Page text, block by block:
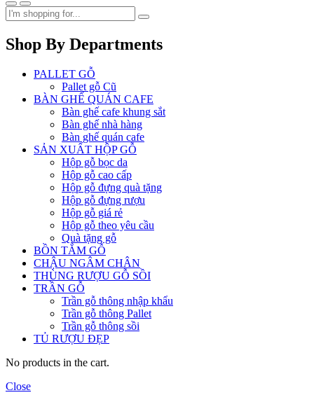
Shop By Departments
PALLET GỖ
Pallet gỗ Cũ
BÀN GHẾ QUÁN CAFE
Bàn ghế cafe khung sắt
Bàn ghế nhà hàng
Bàn ghế quán cafe
SẢN XUẤT HỘP GỖ
Hộp gỗ bọc da
Hộp gỗ cao cấp
Hộp gỗ đựng quà tặng
Hộp gỗ đựng rượu
Hộp gỗ giá rẻ
Hộp gỗ theo yêu cầu
Quà tặng gỗ
BỒN TẮM GỖ
CHẬU NGÂM CHÂN
THÙNG RƯỢU GỖ SỒI
TRẦN GỖ
Trần gỗ thông nhập khẩu
Trần gỗ thông Pallet
Trần gỗ thông sồi
TỦ RƯỢU ĐẸP
No products in the cart.
Close